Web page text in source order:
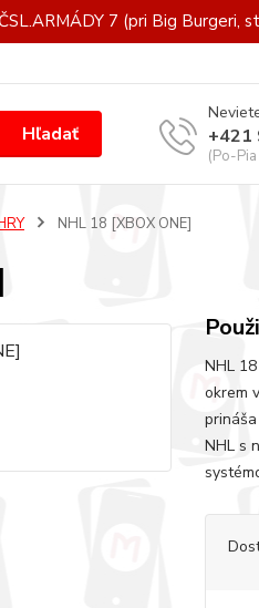
7 (pri Big Burgeri,
Hľadať +421
(Po-
NHL 18 [XBOX ONE]
NHL
okrem
NHL s